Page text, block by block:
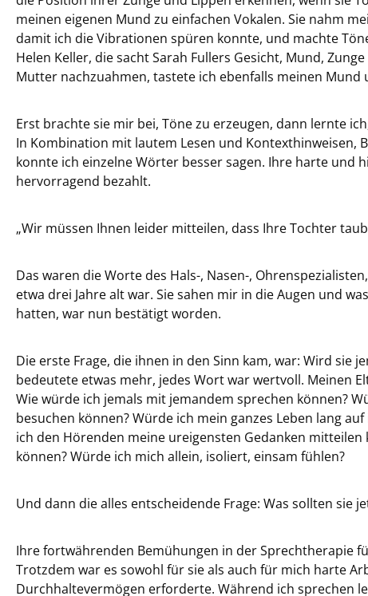
meinen eigenen Mund zu einfachen Vokalen. Sie nahm
damit ich die Vibrationen spüren konnte, und machte
Helen Keller, die sacht Sarah Fullers Gesicht, Mund,
Mutter nachzuahmen, tastete ich ebenfalls meinen Mund
Erst brachte sie mir bei, Töne zu erzeugen, dann lernte
In Kombination mit lautem Lesen und Kontexthinweisen,
konnte ich einzelne Wörter besser sagen. Ihre harte und
hervorragend bezahlt.
„Wir müssen Ihnen leider mitteilen, dass Ihre Tochter
Das waren die Worte des Hals-, Nasen-,
etwa drei Jahre alt war. Sie sahen mir in die Augen und
hatten, war nun bestätigt worden.
Die erste Frage, die ihnen in den Sinn kam, war: Wird sie
bedeutete etwas mehr, jedes Wort war wertvoll. Meinen
Wie würde ich jemals mit jemandem sprechen können?
besuchen können? Würde ich mein ganzes Leben lang
ich den Hörenden meine ureigensten Gedanken
können? Würde ich mich allein, isoliert, einsam fühlen?
Und dann die alles entscheidende Frage: Was sollten sie
Ihre fortwährenden Bemühungen in der Sprechtherapie
Trotzdem war es sowohl für sie als auch für mich harte
Durchhaltevermögen erforderte. Während ich sprechen